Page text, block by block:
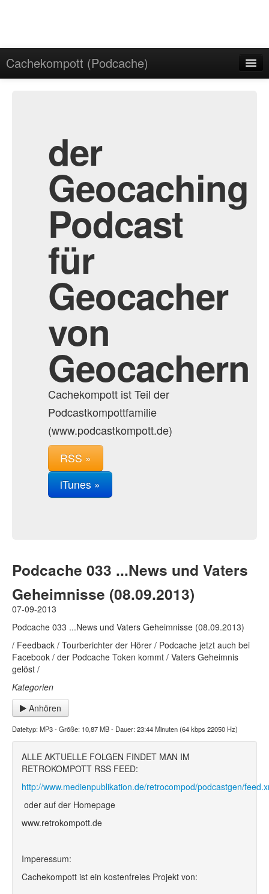
Cachekompott (Podcache)
der
Geocaching
Podcast
für
Geocacher
von
Geocachern
Cachekompott ist Teil der
Podcastkompottfamilie
(www.podcastkompott.de)
RSS »
iTunes »
Podcache 033 ...News und Vaters
Geheimnisse (08.09.2013)
07-09-2013
Podcache 033 ...News und Vaters Geheimnisse (08.09.2013)
/ Feedback / Tourberichter der Hörer / Podcache jetzt auch bei
Facebook / der Podcache Token kommt / Vaters Geheimnis
gelöst /
Kategorien
Anhören
Dateityp: MP3 - Größe: 10,87 MB - Dauer: 23:44 Minuten (64 kbps 22050 Hz)
ALLE AKTUELLE FOLGEN FINDET MAN IM
RETROKOMPOTT RSS FEED:
http://www.medienpublikation.de/retrocompod/podcastgen/
oder auf der Homepage
www.retrokompott.de
Imperessum:
Cachekompott ist ein kostenfreies Projekt von: